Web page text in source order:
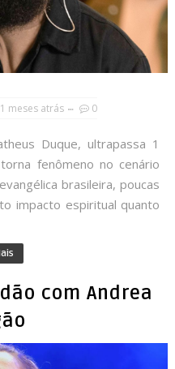
meses atrás 0
Duque, ultrapassa 1
fenômeno no cenário
brasileira, poucas
impacto espiritual quanto
com Andrea